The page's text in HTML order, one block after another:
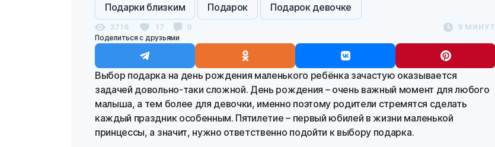
Подарки близким Подарок Подарок девочке
3716 17 0
9 МИНУТ
Поделиться с друзьями
Выбор подарка на день рождения маленького ребёнка зачастую оказывается
задачей довольно-таки сложной. День рождения – очень важный момент для любого
малыша, а тем более для девочки, именно поэтому родители стремятся сделать
каждый праздник особенным. Пятилетие – первый юбилей в жизни маленькой
принцессы, а значит, нужно ответственно подойти к выбору подарка.